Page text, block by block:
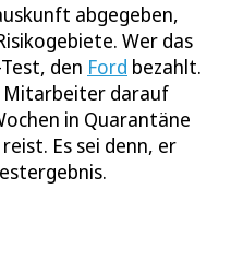
abgegeben,
Wer das
den Ford bezahlt.
Mitarbeiter darauf
in Quarantäne
Es sei denn, er